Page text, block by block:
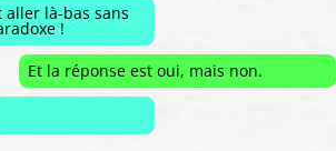
là-bas sans
!
Et la réponse est oui, mais non.